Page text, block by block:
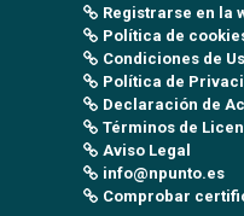
Registrarse en la
Política de
Condiciones de
Política de
Declaración de
Términos de
Aviso Legal
info@npunto.es
Comprobar